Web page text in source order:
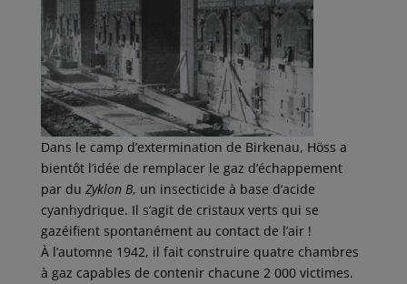
Dans le camp d’extermination de Birkenau, Höss a
bientôt l’idée de remplacer le gaz d’échappement
par du Zyklon B, un insecticide à base d’acide
cyanhydrique. Il s’agit de cristaux verts qui se
gazéifient spontanément au contact de l’air !
À l’automne 1942, il fait construire quatre chambres
à gaz capables de contenir chacune 2 000 victimes.